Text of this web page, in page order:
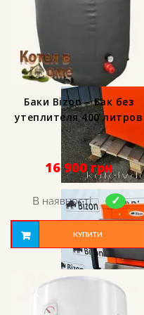
Баки Bizon – Бак без
утеплителя 400 литров
16 900грн
В наявності
КУПИТИ